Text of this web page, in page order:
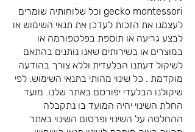
gecko montessori וכל שלוחותיה שומרים
לעצמנו את הזכות לעדכן את תנאי השימוש או
לבצע גריעה או תוספת בפלטפורמה או
במוצרים או בשירותים שאנו נותנים בהתאם
לשיקול דעתנו הבלעדית וללא צורך בהודעה
מוקדמת . כל שינוי מהותי בתנאי השימוש, לפי
שיקולנו הבלעדי יפורסם באתר שלנו. מועד
החלת השינוי יהיה המועד בו נתקבלה
ההחלטה על השינוי ופרסום השינוי באתר